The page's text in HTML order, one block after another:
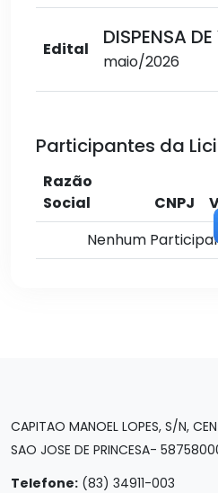
Edital DISPENSA
maio/2026
Participantes da
Razão
Social
CNPJ
Nenhum
CAPITAO MANOEL LOPES, S/N,
SAO JOSE DE PRINCESA-
Telefone: (83) 34911-003